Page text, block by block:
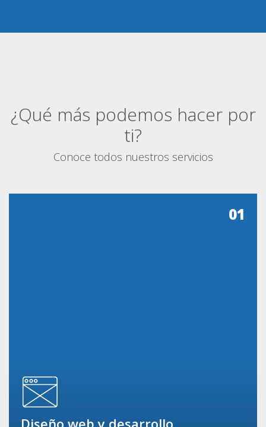
¿Qué más podemos hacer por
ti?
Conoce todos nuestros servicios
01